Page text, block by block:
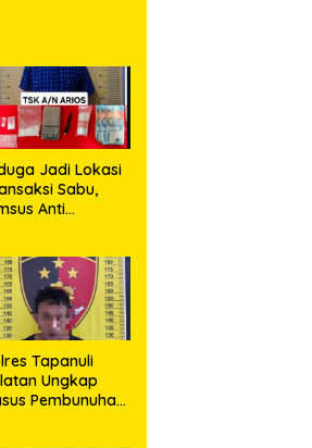
Jadi Lokasi
Sabu,
Anti
Pria
Barang
63,67 Gram
Tapanuli
Ungkap
Pembunuhan